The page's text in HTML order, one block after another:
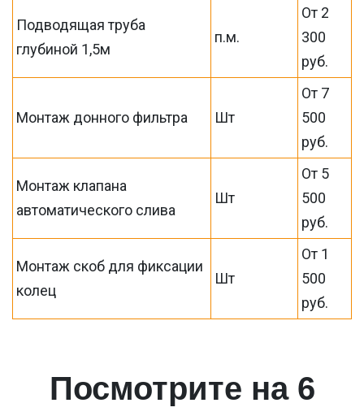
Подводящая труба
глубиной 1,5м
п.м.
От 2
300
руб.
Монтаж донного фильтра Шт
От 7
500
руб.
Монтаж клапана
автоматического слива
Шт
От 5
500
руб.
Монтаж скоб для фиксации
колец
Шт
От 1
500
руб.
Посмотрите на 6